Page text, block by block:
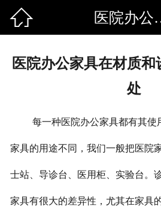
 医院办公
医院办公家具在材质和
处
每一种医院办公家具都有其使
家具的用途不同，我们一般把医院
士站、导诊台、医用柜、实验台。
家具有很大的差异性，尤其在家具